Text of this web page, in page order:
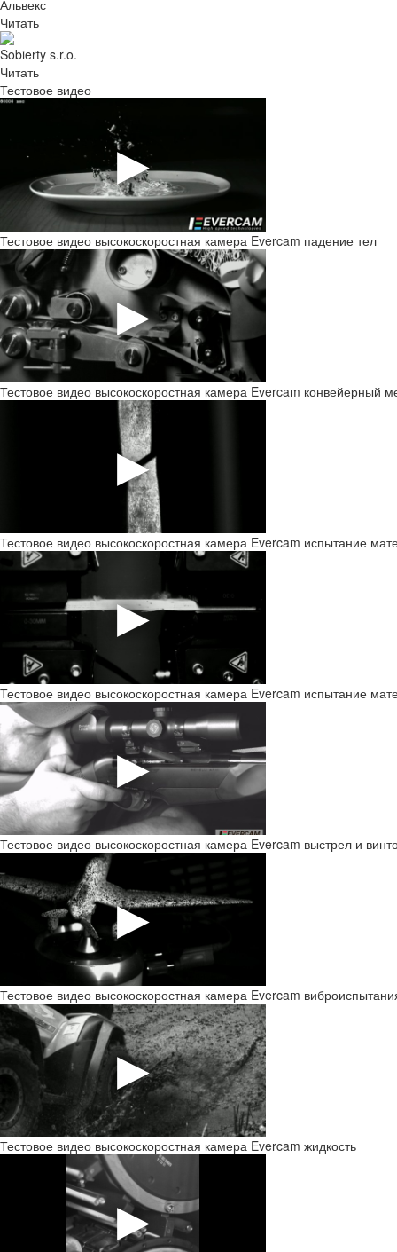
Альвекс
Читать
Sobierty s.r.o.
Читать
Тестовое видео
Тестовое видео высокоскоростная камера Evercam падение тел
Тестовое видео высокоскоростная камера Evercam конвейерный
Тестовое видео высокоскоростная камера Evercam испытание
Тестовое видео высокоскоростная камера Evercam испытание
Тестовое видео высокоскоростная камера Evercam выстрел и
Тестовое видео высокоскоростная камера Evercam
Тестовое видео высокоскоростная камера Evercam жидкость